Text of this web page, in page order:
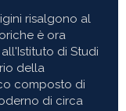
risalgono al
è ora
di Studi
della
composto di
di circa